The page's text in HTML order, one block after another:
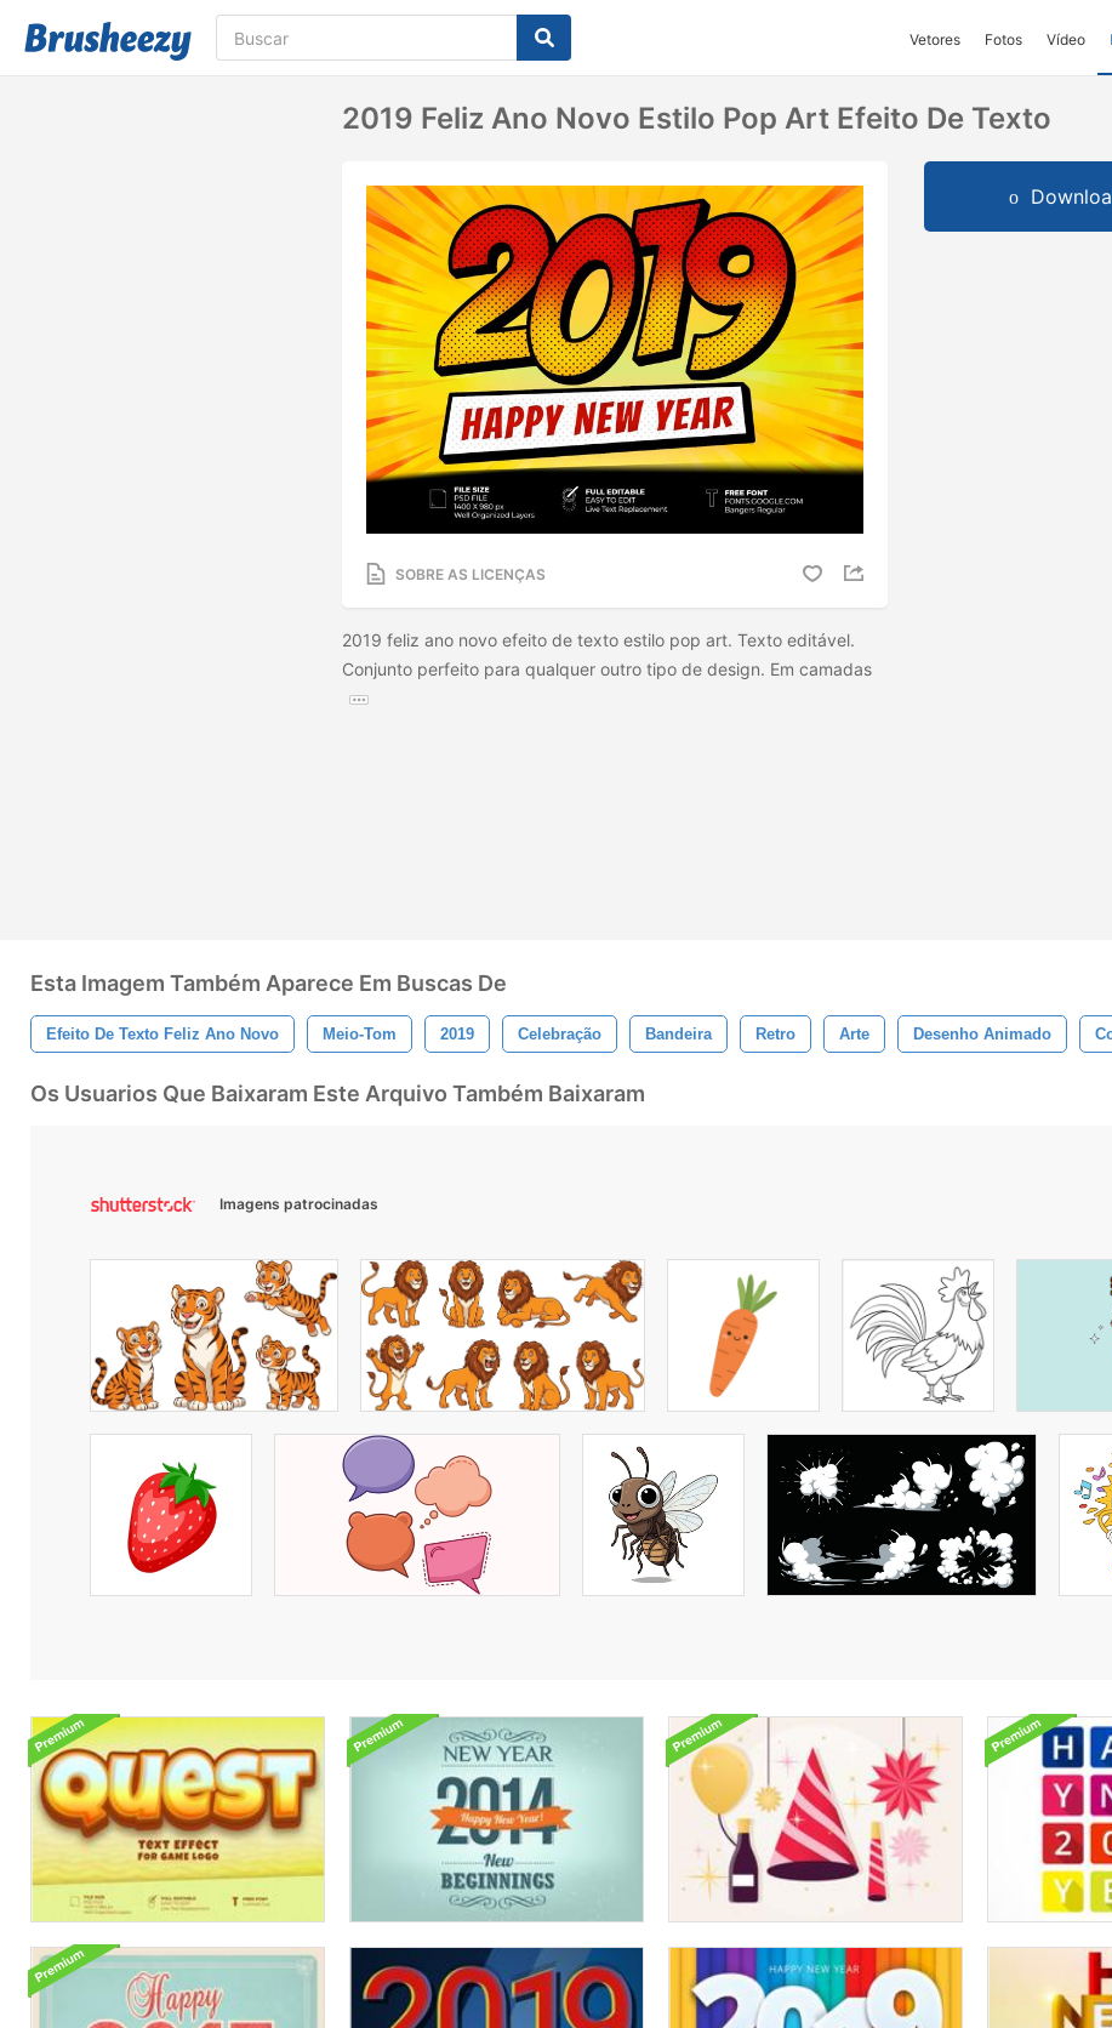
Vetores Fotos Vídeo
2019 Feliz Ano Novo Estilo Pop Art Efeito De Texto
SOBRE AS LICENÇAS
2019 feliz ano novo efeito de texto estilo pop art. Texto editável.
Conjunto perfeito para qualquer outro tipo de design. Em camadas
Esta Imagem Também Aparece Em Buscas De
Efeito De Texto Feliz Ano Novo Meio-Tom 2019 Celebração Bandeira Retro Arte Desenho Animado
Os Usuarios Que Baixaram Este Arquivo Também Baixaram
Imagens patrocinadas